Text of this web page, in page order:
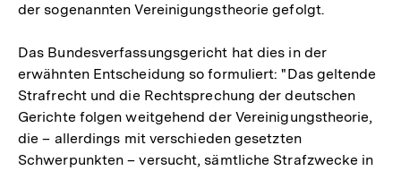
der sogenannten Vereinigungstheorie gefolgt.
Das Bundesverfassungsgericht hat dies in der
erwähnten Entscheidung so formuliert: "Das geltende
Strafrecht und die Rechtsprechung der deutschen
Gerichte folgen weitgehend der Vereinigungstheorie,
die – allerdings mit verschieden gesetzten
Schwerpunkten – versucht, sämtliche Strafzwecke in